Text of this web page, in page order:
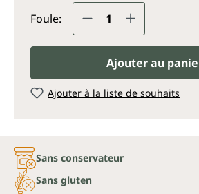
Foule: Quantité de
Ajouter au
Ajouter à la liste de souhaits
Sans conservateur
Sans gluten